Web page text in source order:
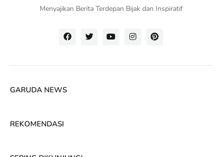
Menyajikan Berita Terdepan Bijak dan Inspiratif
GARUDA NEWS
REKOMENDASI